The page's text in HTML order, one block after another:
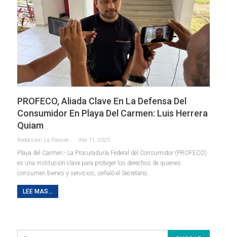
PROFECO, Aliada Clave En La Defensa Del
Consumidor En Playa Del Carmen: Luis Herrera
Quiam
Redaccion La Pancarta De Quintana Roo Abr 11, 2025
Playa del Carmen.- La Procuraduría Federal del Consumidor (PROFECO)
es una institución clave para proteger los derechos de quienes
consumen bienes y servicios, señaló el Secretario…
LEE MAS...